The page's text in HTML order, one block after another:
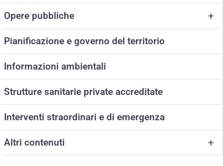
+
Opere pubbliche
Pianificazione e governo del territorio
Informazioni ambientali
Strutture sanitarie private accreditate
Interventi straordinari e di emergenza
+
Altri contenuti